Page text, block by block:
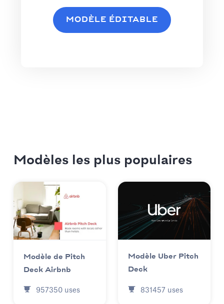
MODÈLE ÉDITABLE
Modèles les plus populaires
Modèle de Pitch
Deck Airbnb
957350 uses
Modèle Uber Pitch
Deck
831457 uses